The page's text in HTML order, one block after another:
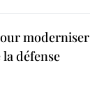
moderniser
défense